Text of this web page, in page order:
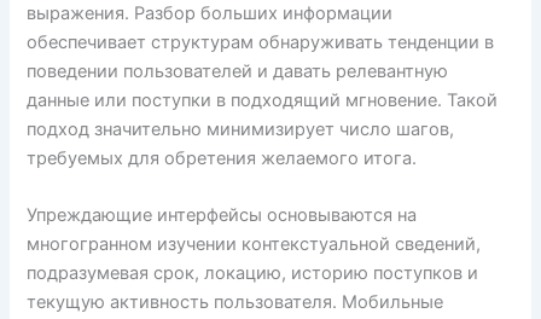
выражения. Разбор больших информации
обеспечивает структурам обнаруживать тенденции в
поведении пользователей и давать релевантную
данные или поступки в подходящий мгновение. Такой
подход значительно минимизирует число шагов,
требуемых для обретения желаемого итога.
Упреждающие интерфейсы основываются на
многогранном изучении контекстуальной сведений,
подразумевая срок, локацию, историю поступков и
текущую активность пользователя. Мобильные